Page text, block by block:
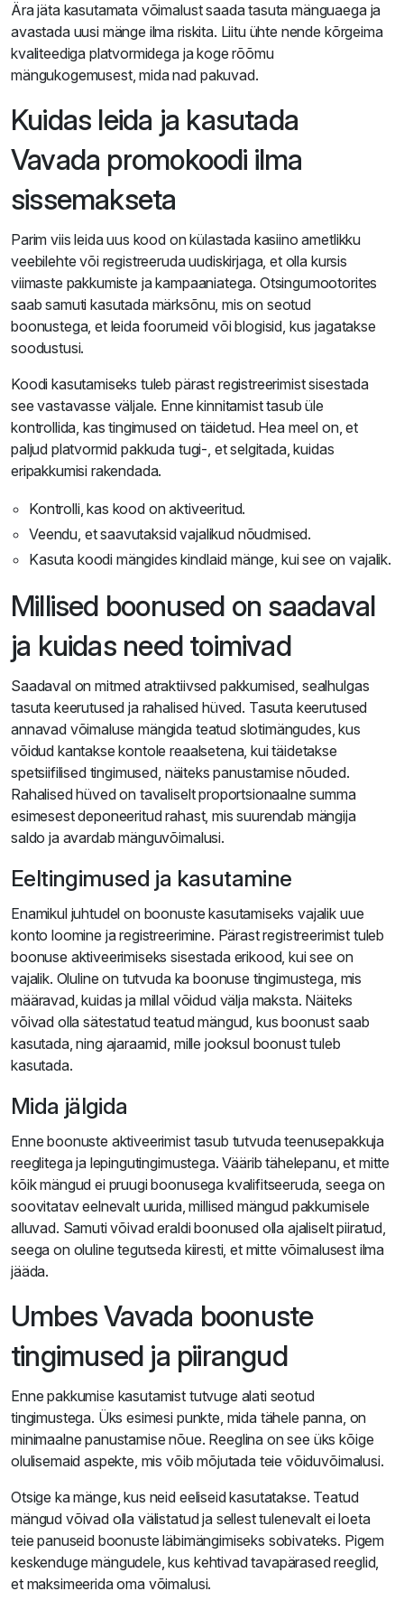
Ära jäta kasutamata võimalust saada tasuta mänguaega ja
avastada uusi mänge ilma riskita. Liitu ühte nende kõrgeima
kvaliteediga platvormidega ja koge rõõmu
mängukogemusest, mida nad pakuvad.
Kuidas leida ja kasutada
Vavada promokoodi ilma
sissemakseta
Parim viis leida uus kood on külastada kasiino ametlikku
veebilehte või registreeruda uudiskirjaga, et olla kursis
viimaste pakkumiste ja kampaaniatega. Otsingumootorites
saab samuti kasutada märksõnu, mis on seotud
boonustega, et leida foorumeid või blogisid, kus jagatakse
soodustusi.
Koodi kasutamiseks tuleb pärast registreerimist sisestada
see vastavasse väljale. Enne kinnitamist tasub üle
kontrollida, kas tingimused on täidetud. Hea meel on, et
paljud platvormid pakkuda tugi-, et selgitada, kuidas
eripakkumisi rakendada.
Kontrolli, kas kood on aktiveeritud.
Veendu, et saavutaksid vajalikud nõudmised.
Kasuta koodi mängides kindlaid mänge, kui see on vajalik.
Millised boonused on saadaval
ja kuidas need toimivad
Saadaval on mitmed atraktiivsed pakkumised, sealhulgas
tasuta keerutused ja rahalised hüved. Tasuta keerutused
annavad võimaluse mängida teatud slotimängudes, kus
võidud kantakse kontole reaalsetena, kui täidetakse
spetsiifilised tingimused, näiteks panustamise nõuded.
Rahalised hüved on tavaliselt proportsionaalne summa
esimesest deponeeritud rahast, mis suurendab mängija
saldo ja avardab mänguvõimalusi.
Eeltingimused ja kasutamine
Enamikul juhtudel on boonuste kasutamiseks vajalik uue
konto loomine ja registreerimine. Pärast registreerimist tuleb
boonuse aktiveerimiseks sisestada erikood, kui see on
vajalik. Oluline on tutvuda ka boonuse tingimustega, mis
määravad, kuidas ja millal võidud välja maksta. Näiteks
võivad olla sätestatud teatud mängud, kus boonust saab
kasutada, ning ajaraamid, mille jooksul boonust tuleb
kasutada.
Mida jälgida
Enne boonuste aktiveerimist tasub tutvuda teenusepakkuja
reeglitega ja lepingutingimustega. Väärib tähelepanu, et mitte
kõik mängud ei pruugi boonusega kvalifitseeruda, seega on
soovitatav eelnevalt uurida, millised mängud pakkumisele
alluvad. Samuti võivad eraldi boonused olla ajaliselt piiratud,
seega on oluline tegutseda kiiresti, et mitte võimalusest ilma
jääda.
Umbes Vavada boonuste
tingimused ja piirangud
Enne pakkumise kasutamist tutvuge alati seotud
tingimustega. Üks esimesi punkte, mida tähele panna, on
minimaalne panustamise nõue. Reeglina on see üks kõige
olulisemaid aspekte, mis võib mõjutada teie võiduvõimalusi.
Otsige ka mänge, kus neid eeliseid kasutatakse. Teatud
mängud võivad olla välistatud ja sellest tulenevalt ei loeta
teie panuseid boonuste läbimängimiseks sobivateks. Pigem
keskenduge mängudele, kus kehtivad tavapärased reeglid,
et maksimeerida oma võimalusi.